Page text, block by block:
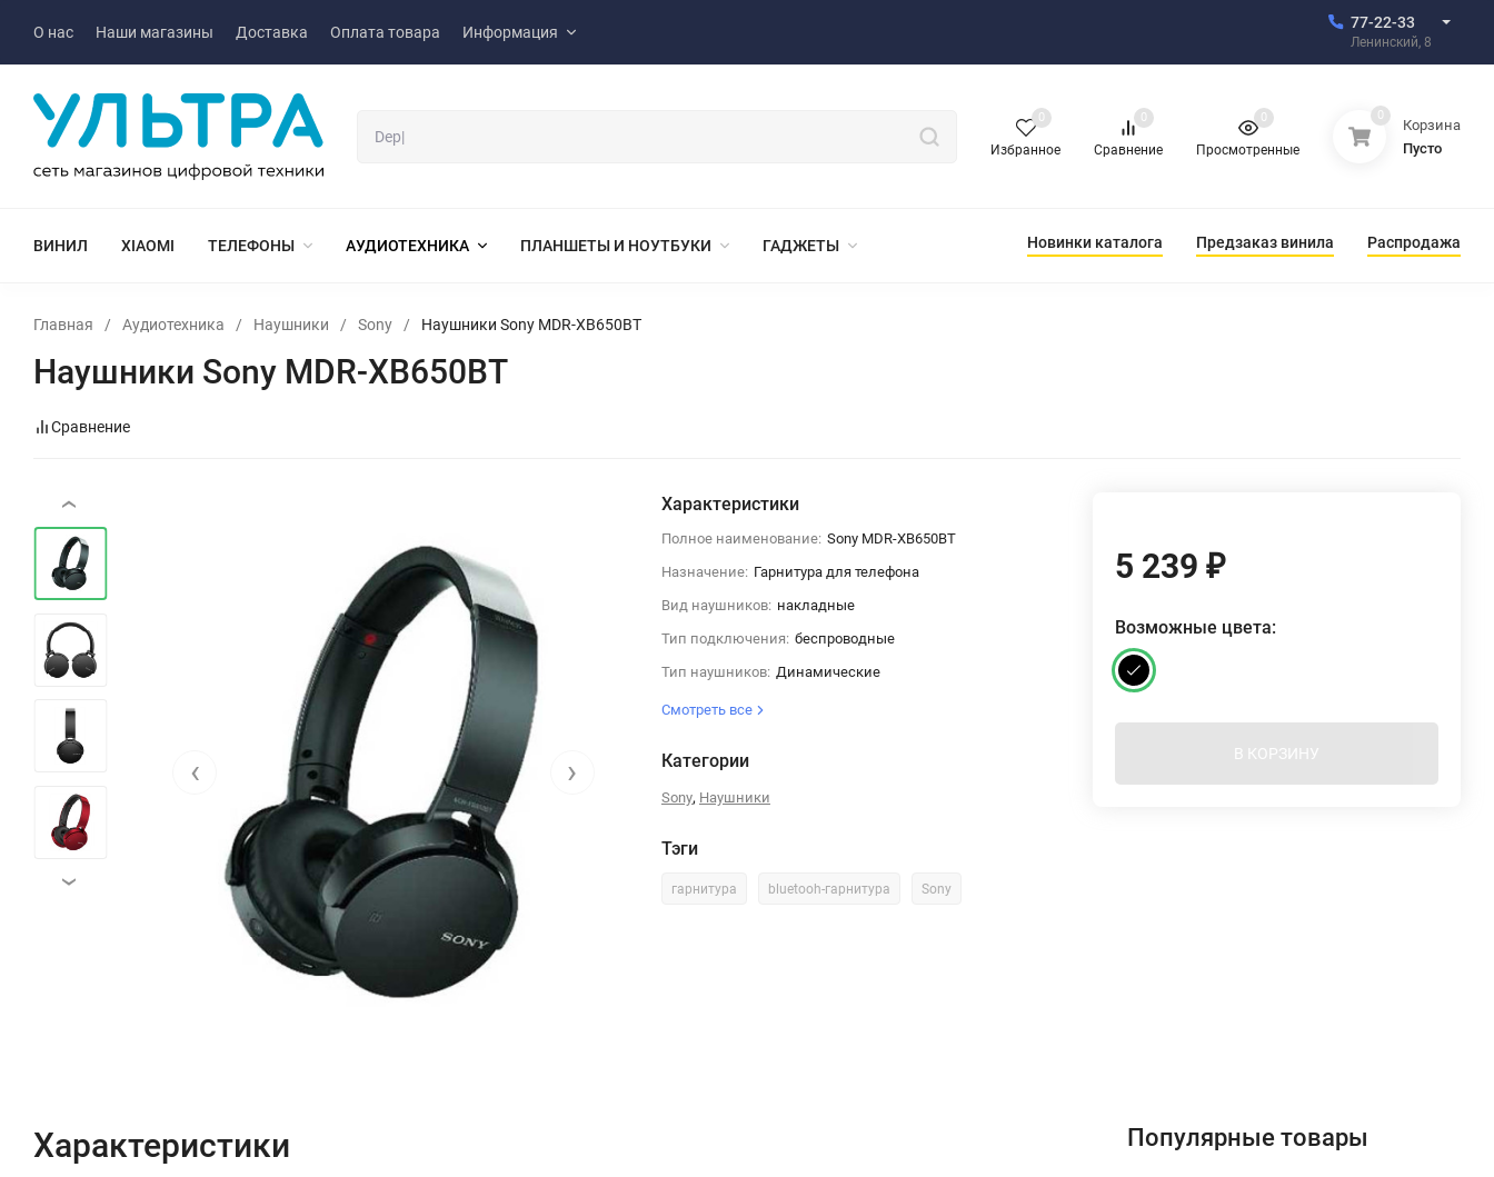
О нас Наши магазины Доставка Оплата товара Информация
77-22-33
Ленинский, 8
Избранное
0
Сравнение
0
Просмотренные
0 0
Корзина
Пусто
ВИНИЛ XIAOMI ТЕЛЕФОНЫ АУДИОТЕХНИКА ПЛАНШЕТЫ И НОУТБУКИ ГАДЖЕТЫ Новинки каталога Предзаказ винила Распродажа
Главная / Аудиотехника / Наушники / Sony / Наушники Sony MDR-XB650BT
Наушники Sony MDR-XB650BT
Сравнение
‹ ›
‹
›
Характеристики
Полное наименование: Sony MDR-XB650BT
Назначение: Гарнитура для телефона
Вид наушников: накладные
Тип подключения: беспроводные
Тип наушников: Динамические
Смотреть все
Категории
Sony, Наушники
Тэги
гарнитура bluetooh-гарнитура Sony
5 239₽
Возможные цвета:
В КОРЗИНУ
Характеристики Популярные товары